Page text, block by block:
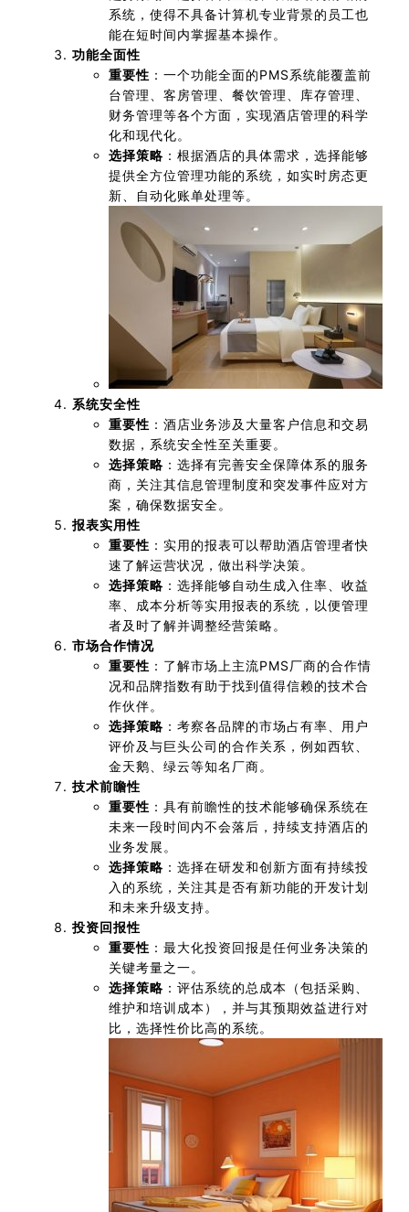
系统，使得不具备计算机专业背景的员工也
能在短时间内掌握基本操作。
功能全面性
重要性 ：一个功能全面的PMS系统能覆盖前
台管理、客房管理、餐饮管理、库存管理、
财务管理等各个方面，实现酒店管理的科学
化和现代化。
选择策略：根据酒店的具体需求，选择能够
提供全方位管理功能的系统，如实时房态更
新、自动化账单处理等。
系统安全性
重要性 ：酒店业务涉及大量客户信息和交易
数据，系统安全性至关重要。
选择策略：选择有完善安全保障体系的服务
商，关注其信息管理制度和突发事件应对方
案，确保数据安全。
报表实用性
重要性 ：实用的报表可以帮助酒店管理者快
速了解运营状况，做出科学决策。
选择策略：选择能够自动生成入住率、收益
率、成本分析等实用报表的系统，以便管理
者及时了解并调整经营策略。
市场合作情况
重要性 ：了解市场上主流PMS厂商的合作情
况和品牌指数有助于找到值得信赖的技术合
作伙伴。
选择策略：考察各品牌的市场占有率、用户
评价及与巨头公司的合作关系，例如西软、
金天鹅、绿云等知名厂商。
技术前瞻性
重要性 ：具有前瞻性的技术能够确保系统在
未来一段时间内不会落后，持续支持酒店的
业务发展。
选择策略：选择在研发和创新方面有持续投
入的系统，关注其是否有新功能的开发计划
和未来升级支持。
投资回报性
重要性 ：最大化投资回报是任何业务决策的
关键考量之一。
选择策略：评估系统的总成本（包括采购、
维护和培训成本），并与其预期效益进行对
比，选择性价比高的系统。